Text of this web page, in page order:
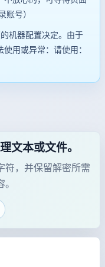
账号）
机器配置决定。由于
用或异常：请使用：
文本或文件。
符，并保留解密所需